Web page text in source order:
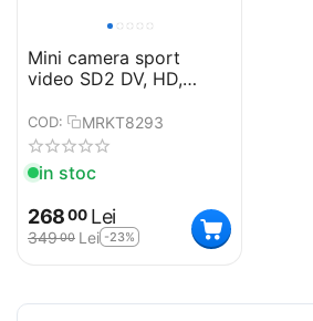
Mini camera sport
video SD2 DV, HD,
COD: MRKT8293
in stoc
26800 Lei
34900 Lei -23%